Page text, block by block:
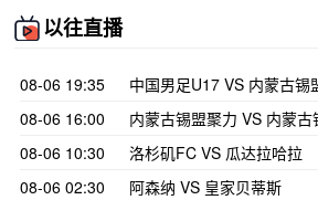
以往直播
08-06 19:35
中国男足U17 VS 内蒙古锡
08-06 16:00
内蒙古锡盟聚力 VS 内蒙古
08-06 10:30
洛杉矶FC VS 瓜达拉哈拉
08-06 02:30
阿森纳 VS 皇家贝蒂斯